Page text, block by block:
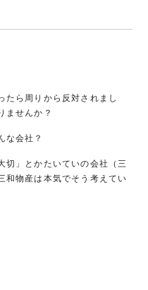
たら周りから反対されまし
ませんか？
な会社？
切」とかたいていの会社（三
和物産は本気でそう考えてい